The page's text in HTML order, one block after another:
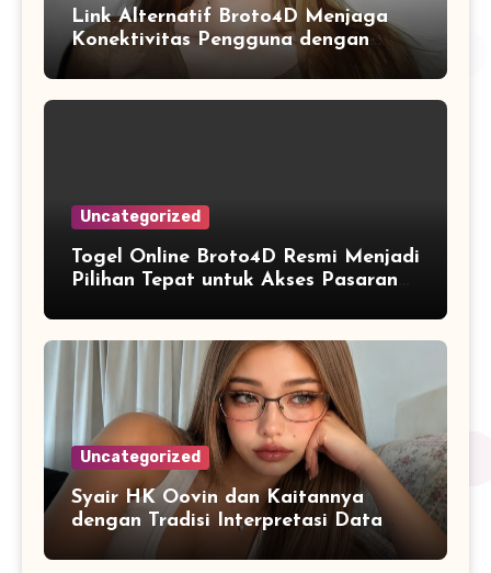
Link Alternatif Broto4D Menjaga
Konektivitas Pengguna dengan
Sistem Akses yang Fleksibel
Uncategorized
Togel Online Broto4D Resmi Menjadi
Pilihan Tepat untuk Akses Pasaran
Uncategorized
Syair HK Oovin dan Kaitannya
dengan Tradisi Interpretasi Data